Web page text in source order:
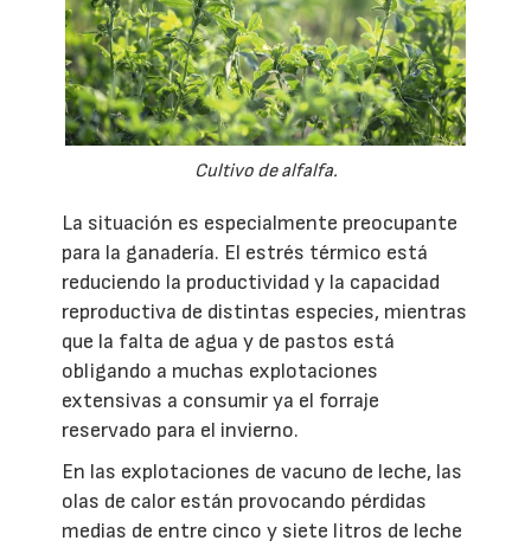
Cultivo de alfalfa.
La situación es especialmente preocupante
para la ganadería. El estrés térmico está
reduciendo la productividad y la capacidad
reproductiva de distintas especies, mientras
que la falta de agua y de pastos está
obligando a muchas explotaciones
extensivas a consumir ya el forraje
reservado para el invierno.
En las explotaciones de vacuno de leche, las
olas de calor están provocando pérdidas
medias de entre cinco y siete litros de leche